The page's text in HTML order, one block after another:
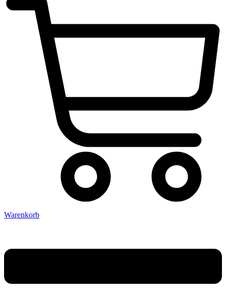
Warenkorb